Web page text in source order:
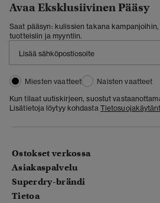
Avaa Eksklusiivinen Pääsy
Saat pääsyn: kulissien takana
tuotteisiin ja myyntiin.
Miesten vaatteet
Naisten vaatteet
Kun tilaat uutiskirjeen, suostut
Lisätietoja löytyy kohdasta
Ostokset verkossa
Asiakaspalvelu
Superdry-brändi
Tietoa